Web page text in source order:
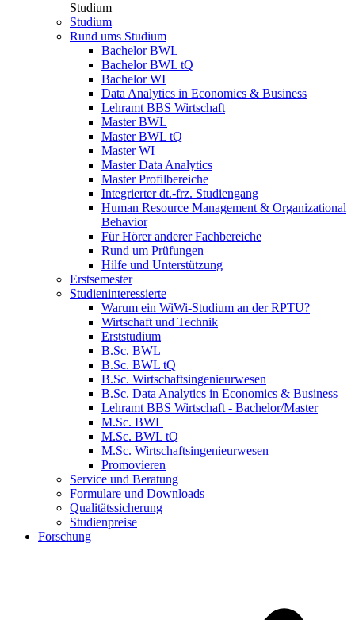
Studium
Studium
Rund ums Studium
Bachelor BWL
Bachelor BWL tQ
Bachelor WI
Data Analytics in Economics & Business
Lehramt BBS Wirtschaft
Master BWL
Master BWL tQ
Master WI
Master Data Analytics
Master Profilbereiche
Integrierter dt.-frz. Studiengang
Human Resource Management & Organizational
Behavior
Für Hörer anderer Fachbereiche
Rund um Prüfungen
Hilfe und Unterstützung
Erstsemester
Studieninteressierte
Warum ein WiWi-Studium an der RPTU?
Wirtschaft und Technik
Erststudium
B.Sc. BWL
B.Sc. BWL tQ
B.Sc. Wirtschaftsingenieurwesen
B.Sc. Data Analytics in Economics & Business
Lehramt BBS Wirtschaft - Bachelor/Master
M.Sc. BWL
M.Sc. BWL tQ
M.Sc. Wirtschaftsingenieurwesen
Promovieren
Service und Beratung
Formulare und Downloads
Qualitätssicherung
Studienpreise
Forschung